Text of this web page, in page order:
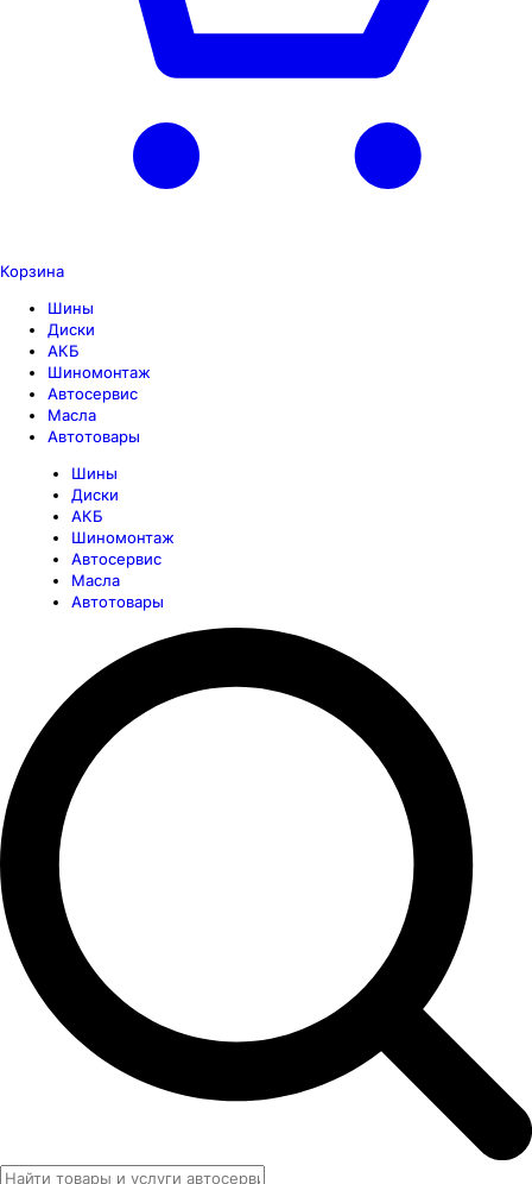
Корзина
Шины
Диски
АКБ
Шиномонтаж
Автосервис
Масла
Автотовары
Шины
Диски
АКБ
Шиномонтаж
Автосервис
Масла
Автотовары